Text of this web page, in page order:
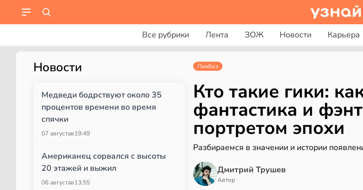
Все рубрики Лента ЗОЖ Новости Карьера
Новости
Медведи бодрствуют около 35
процентов времени во время
спячки
07 августав19:49
Американец сорвался с высоты
20 этажей и выжил
06 августав13:55
Ликбез
Кто такие гики:
фантастика и
портретом эпохи
Разбираемся в значении и истории
Дмитрий Трушев
Автор